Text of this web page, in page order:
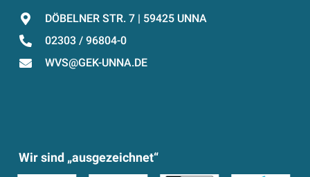
DÖBELNER STR. 7 | 59425 UNNA
02303 / 96804-0
WVS@GEK-UNNA.DE
Wir sind „ausgezeichnet“